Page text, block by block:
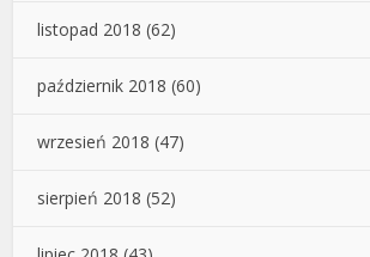
listopad 2018 (62)
październik 2018 (60)
wrzesień 2018 (47)
sierpień 2018 (52)